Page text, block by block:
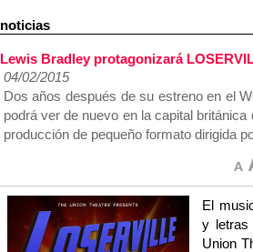
noticias
Lewis Bradley protagonizará
04/02/2015
Dos años después de su estreno en el
podrá ver de nuevo en la capital
producción de pequeño formato dirigida
El
y letras
Union